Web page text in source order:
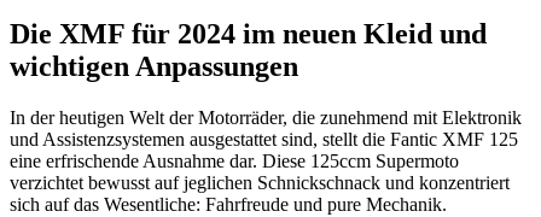
Die XMF für 2024 im neuen Kleid und
wichtigen Anpassungen
In der heutigen Welt der Motorräder, die zunehmend mit Elektronik
und Assistenzsystemen ausgestattet sind, stellt die Fantic XMF 125
eine erfrischende Ausnahme dar. Diese 125ccm Supermoto
verzichtet bewusst auf jeglichen Schnickschnack und konzentriert
sich auf das Wesentliche: Fahrfreude und pure Mechanik.